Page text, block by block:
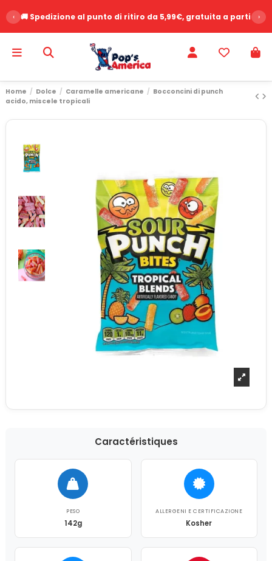
‹ 🚚 Spedizione al punto di ritiro da 5,99€, gratuita a partire›
Home Dolce Caramelle americane
Bocconcini di punch
acido, miscele tropicali
Caractéristiques
PESO
142g
ALLERGENI E CERTIFICAZIONE
Kosher